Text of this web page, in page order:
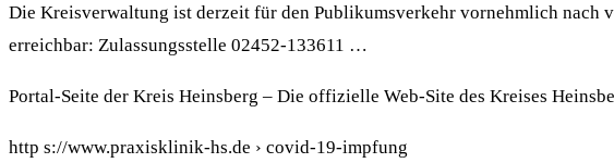
Die Kreisverwaltung ist derzeit für den Publikumsverkehr vornehmlich nach
erreichbar: Zulassungsstelle 02452-133611 …
Portal-Seite der Kreis Heinsberg – Die offizielle Web-Site des Kreises
http s://www.praxisklinik-hs.de › covid-19-impfung